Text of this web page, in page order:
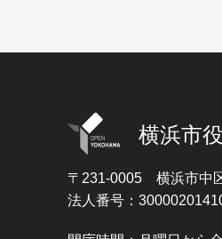
横浜市
〒231-0005 横浜市中
法人番号：